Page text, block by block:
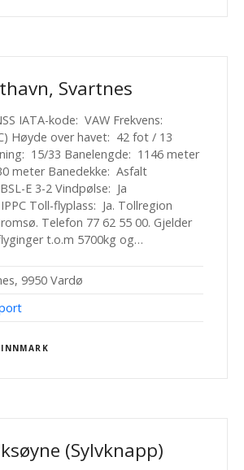
Svartnes
IATA-kode: VAW Frekvens:
Høyde over havet: 42 fot / 13
15/33 Banelengde: 1146 meter
meter Banedekke: Asfalt
E 3-2 Vindpølse: Ja
Toll-flyplass: Ja. Tollregion
Telefon 77 62 55 00. Gjelder
t.o.m 5700kg og…
9950 Vardø
(Sylvknapp)